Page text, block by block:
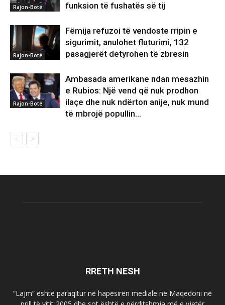
Rajon-Botë
funksion të fushatës së tij
Rajon-Botë
Fëmija refuzoi të vendoste rripin e
sigurimit, anulohet fluturimi, 132
pasagjerët detyrohen të zbresin
Rajon-Botë
Ambasada amerikane ndan mesazhin
e Rubios: Një vend që nuk prodhon
ilaçe dhe nuk ndërton anije, nuk mund
të mbrojë popullin…
RRETH NESH
“Lajm” është paraqitur në hapësirën mediale në Maqedoni në